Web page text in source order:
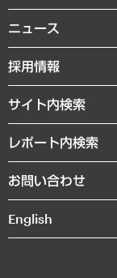
共生・ダイバーシティ
GRC（ガバナンス・リ
経済・産業・雇用・労働
まちづくり・観光・交通
自然資源・農林水産業
経営用語集
受託・受注実績（官公庁
メディア掲載・出演
MUFGビジネスセミナー
受託案件情報
私たちの想い
社長メッセージ
会社概要
沿革
組織図・本部部室紹介
インドネシア現地法人
ニュース
ニュースリリース
お知らせ
採用情報
サイト内検索
レポート内検索
お問い合わせ
English